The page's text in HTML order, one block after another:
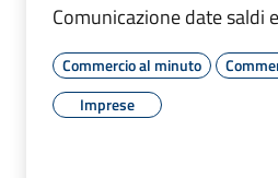
Comunicazione date saldi
Commercio al minuto
Imprese